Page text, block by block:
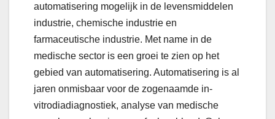
automatisering mogelijk in de levensmiddelen
industrie, chemische industrie en
farmaceutische industrie. Met name in de
medische sector is een groei te zien op het
gebied van automatisering. Automatisering is al
jaren onmisbaar voor de zogenaamde in-
vitrodiadiagnostiek, analyse van medische